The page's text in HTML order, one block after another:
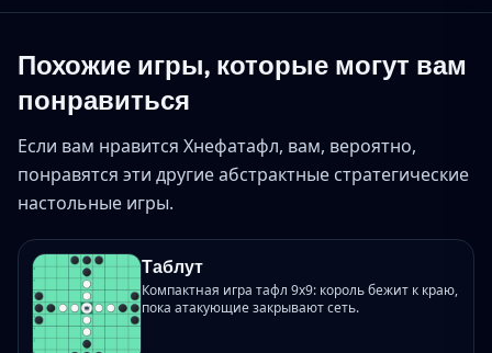
Похожие игры, которые могут вам
понравиться
Если вам нравится Хнефатафл, вам, вероятно,
понравятся эти другие абстрактные стратегические
настольные игры.
Таблут
Компактная игра тафл 9x9: король бежит к краю,
пока атакующие закрывают сеть.